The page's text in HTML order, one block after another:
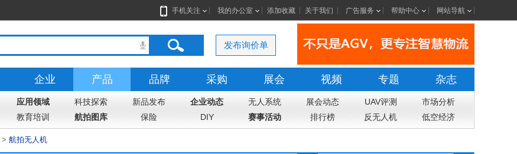
手机关注 我的办公室 添加收藏 关于我们 广告服务 帮助中心 网站导航
发布询价单
企业 产品 品牌 采购 展会 视频 专题 杂志
应用领域 科技探索 新品发布 企业动态 无人系统 展会动态 UAV评测
市场分析
教育培训 航拍图库 保险 DIY 赛事活动 排行榜 反无人机 低空经济
> 航拍无人机